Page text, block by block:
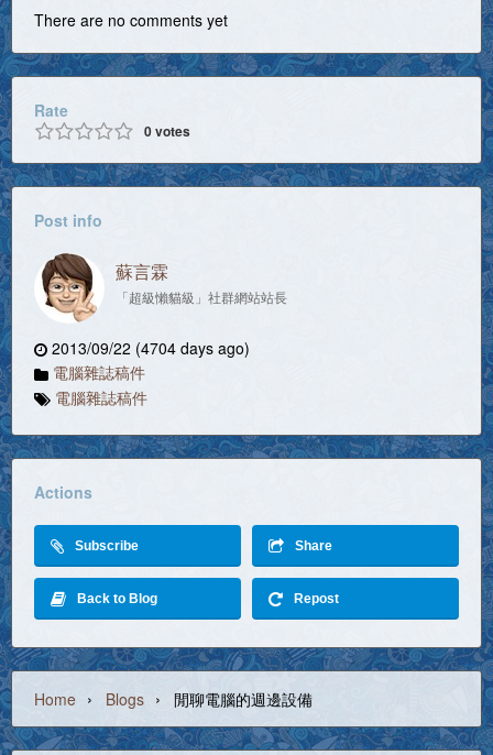
There are no comments yet
Rate
0votes
Post info
蘇言霖
「超級懶貓級」社群網站站長
2013/09/22 (4704 days ago)
電腦雜誌稿件
電腦雜誌稿件
Actions
Subscribe Share
Back to Blog Repost
Home › Blogs › 閒聊電腦的週邊設備